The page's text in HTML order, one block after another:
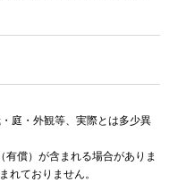
庭・外観等、実際とは多少異
償）が含まれる場合がありま
れておりません。